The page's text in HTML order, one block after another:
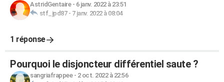
AstridGentaire- 6 janv. 2022 à 23:51
stf_jpd87- 7 janv. 2022 à 08:04
1 réponse
Pourquoi le disjoncteur différentiel saute ?
sangriafrappee- 2 oct. 2022 à 22:56